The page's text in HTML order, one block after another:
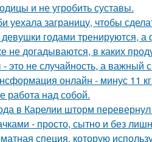
и не угробить суставы.
уехала заграницу, чтобы
годами тренируются, а
не догадываются, в каких
это не случайность, а важный
онлайн - минус 11
работа над собой.
в Карелии шторм
- просто, сытно и без
специя, которую